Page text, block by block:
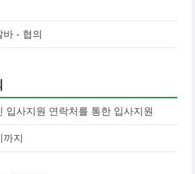
바 - 협의
입사지원 연락처를 통한 입사지원
까지